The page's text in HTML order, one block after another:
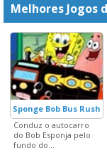
Melhores Jogos
Sponge Bob Bus Rush
Conduz o autocarro
do Bob Esponja pelo
fundo do...